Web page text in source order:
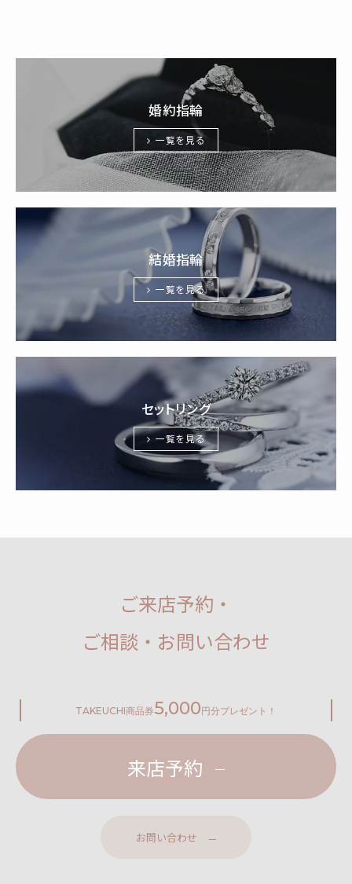
婚約指輪
一覧を見る
結婚指輪
一覧を見る
セットリング
一覧を見る
ご来店予約・
ご相談・お問い合わせ
TAKEUCHI商品券5,000円分プレゼント！
来店予約
お問い合わせ